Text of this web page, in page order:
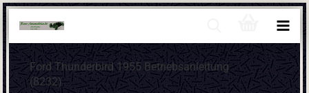
Ford Thunderbird 1955 Betriebsanleitung
(8232)